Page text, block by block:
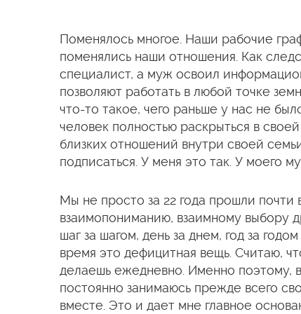
Поменялось многое. Наши рабочие
поменялись наши отношения. Как
специалист, а муж освоил
позволяют работать в любой точке
что-то такое, чего раньше у нас не
человек полностью раскрыться в
близких отношений внутри своей
подписаться. У меня это так. У моего
Мы не просто за 22 года прошли
взаимопониманию, взаимному выбору
шаг за шагом, день за днем, год за
время это дефицитная вещь. Считаю,
делаешь ежедневно. Именно поэтому,
постоянно занимаюсь прежде всего
вместе. Это и дает мне главное